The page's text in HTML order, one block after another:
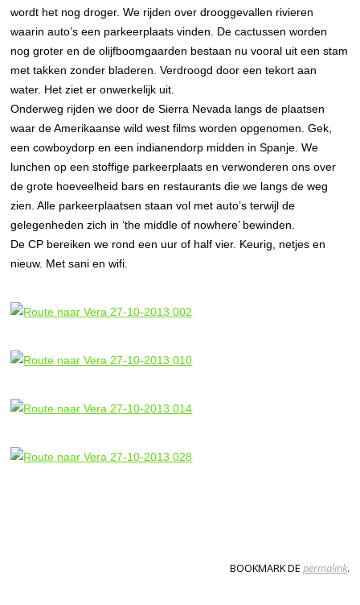
wordt het nog droger. We rijden over drooggevallen rivieren
waarin auto’s een parkeerplaats vinden. De cactussen worden
nog groter en de olijfboomgaarden bestaan nu vooral uit een stam
met takken zonder bladeren. Verdroogd door een tekort aan
water. Het ziet er onwerkelijk uit.
Onderweg rijden we door de Sierra Nevada langs de plaatsen
waar de Amerikaanse wild west films worden opgenomen. Gek,
een cowboydorp en een indianendorp midden in Spanje. We
lunchen op een stoffige parkeerplaats en verwonderen ons over
de grote hoeveelheid bars en restaurants die we langs de weg
zien. Alle parkeerplaatsen staan vol met auto’s terwijl de
gelegenheden zich in ‘the middle of nowhere’ bewinden.
De CP bereiken we rond een uur of half vier. Keurig, netjes en
nieuw. Met sani en wifi.
BOOKMARK DE permalink.